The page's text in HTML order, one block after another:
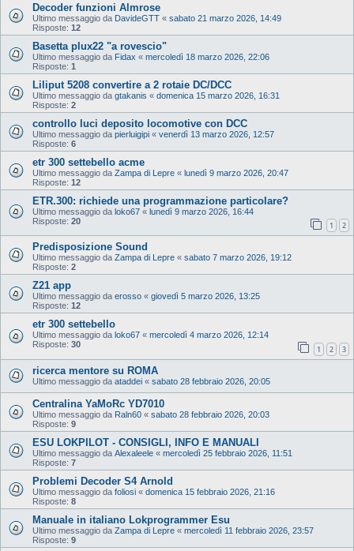
Decoder funzioni Almrose
Ultimo messaggio da DavideGTT « sabato 21 marzo 2026, 14:49
Risposte: 12
Basetta plux22 "a rovescio"
Ultimo messaggio da Fidax « mercoledì 18 marzo 2026, 22:06
Risposte: 1
Liliput 5208 convertire a 2 rotaie DC/DCC
Ultimo messaggio da gtakanis « domenica 15 marzo 2026, 16:31
Risposte: 2
controllo luci deposito locomotive con DCC
Ultimo messaggio da pierluigipi « venerdì 13 marzo 2026, 12:57
Risposte: 6
etr 300 settebello acme
Ultimo messaggio da Zampa di Lepre « lunedì 9 marzo 2026, 20:47
Risposte: 12
ETR.300: richiede una programmazione particolare?
Ultimo messaggio da loko67 « lunedì 9 marzo 2026, 16:44
Risposte: 20 1 2
Predisposizione Sound
Ultimo messaggio da Zampa di Lepre « sabato 7 marzo 2026, 19:12
Risposte: 2
Z21 app
Ultimo messaggio da erosso « giovedì 5 marzo 2026, 13:25
Risposte: 12
etr 300 settebello
Ultimo messaggio da loko67 « mercoledì 4 marzo 2026, 12:14
Risposte: 30 1 2 3
ricerca mentore su ROMA
Ultimo messaggio da ataddei « sabato 28 febbraio 2026, 20:05
Centralina YaMoRc YD7010
Ultimo messaggio da Raln60 « sabato 28 febbraio 2026, 20:03
Risposte: 9
ESU LOKPILOT - CONSIGLI, INFO E MANUALI
Ultimo messaggio da Alexaleele « mercoledì 25 febbraio 2026, 11:51
Risposte: 7
Problemi Decoder S4 Arnold
Ultimo messaggio da foliosi « domenica 15 febbraio 2026, 21:16
Risposte: 8
Manuale in italiano Lokprogrammer Esu
Ultimo messaggio da Zampa di Lepre « mercoledì 11 febbraio 2026, 23:57
Risposte: 9